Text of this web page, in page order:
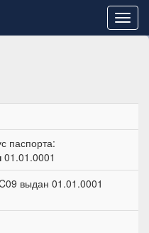
паспорта:
01.01.0001
выдан 01.01.0001